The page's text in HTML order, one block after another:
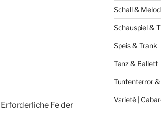
Erforderliche Felder
Schall &
Schauspiel &
Speis & Trank
Tanz & Ballett
Tuntenterror &
Varieté |